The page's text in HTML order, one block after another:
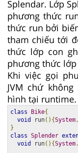
Splendar. Lớp
phương thức
thức run bởi
tham chiếu tới
thức lớp con
phương thức
Khi việc gọi
JVM chứ
hình tại runtime.
class Bike{
void
run(){System.
}
class Splender
void
run(){System.